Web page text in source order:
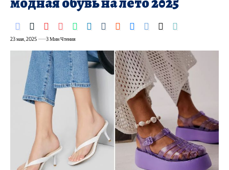
23 мая, 2025 3 Мин Чтения